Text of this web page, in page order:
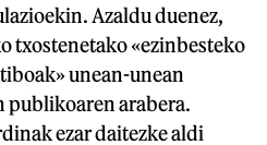
Azaldu duenez,
txostenetako «ezinbesteko
unean-unean
publikoaren arabera.
ezar daitezke aldi